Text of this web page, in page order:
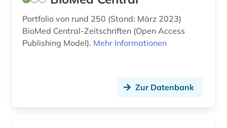
Portfolio von rund 250 (Stand: März 2023)
BioMed Central-Zeitschriften (Open Access
Publishing Model). Mehr Informationen
Zur Datenbank